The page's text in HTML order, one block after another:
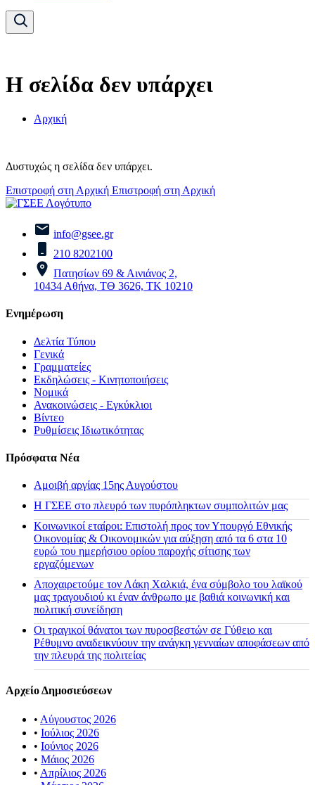
Η σελίδα δεν υπάρχει
Αρχική
Δυστυχώς η σελίδα δεν υπάρχει.
Επιστροφή στη Αρχική Επιστροφή στη Αρχική
info@gsee.gr
210 8202100
Πατησίων 69 & Αινιάνος 2,
10434 Αθήνα, ΤΘ 3626, ΤΚ 10210
Ενημέρωση
Δελτία Τύπου
Γενικά
Γραμματείες
Εκδηλώσεις - Κινητοποιήσεις
Νομικά
Ανακοινώσεις - Εγκύκλιοι
Βίντεο
Ρυθμίσεις Ιδιωτικότητας
Πρόσφατα Νέα
Αμοιβή αργίας 15ης Αυγούστου
H ΓΣΕΕ στο πλευρό των πυρόπληκτων συμπολιτών μας
Κοινωνικοί εταίροι: Επιστολή προς τον Υπουργό Εθνικής
Οικονομίας & Οικονομικών για αύξηση από τα 6 στα 10
ευρώ του ημερήσιου ορίου παροχής σίτισης των
εργαζόμενων
Αποχαιρετούμε τον Λάκη Χαλκιά, ένα σύμβολο του λαϊκού
μας τραγουδιού κι έναν άνθρωπο με βαθιά κοινωνική και
πολιτική συνείδηση
Οι τραγικοί θάνατοι των πυροσβεστών σε Γύθειο και
Ρέθυμνο αναδεικνύουν την ανάγκη γενναίων αποφάσεων από
την πλευρά της πολιτείας
Αρχείο Δημοσιεύσεων
• Αύγουστος 2026
• Ιούλιος 2026
• Ιούνιος 2026
• Μάιος 2026
• Απρίλιος 2026